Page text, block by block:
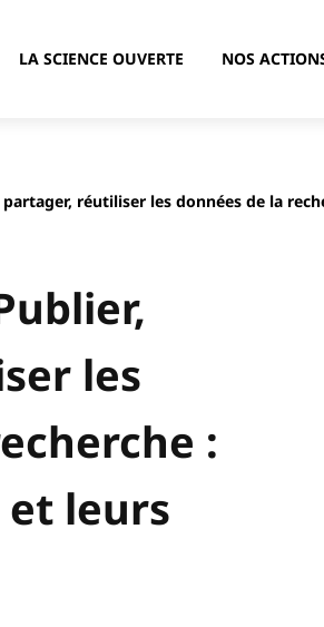
LA SCIENCE OUVERTE NOS
réutiliser les données de la
les
:
et leurs